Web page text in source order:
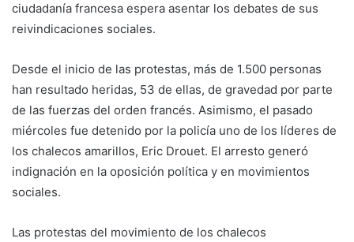
ciudadanía francesa espera asentar los debates de sus
reivindicaciones sociales.
Desde el inicio de las protestas, más de 1.500 personas
han resultado heridas, 53 de ellas, de gravedad por parte
de las fuerzas del orden francés. Asimismo, el pasado
miércoles fue detenido por la policía uno de los líderes de
los chalecos amarillos, Eric Drouet. El arresto generó
indignación en la oposición política y en movimientos
sociales.
Las protestas del movimiento de los chalecos